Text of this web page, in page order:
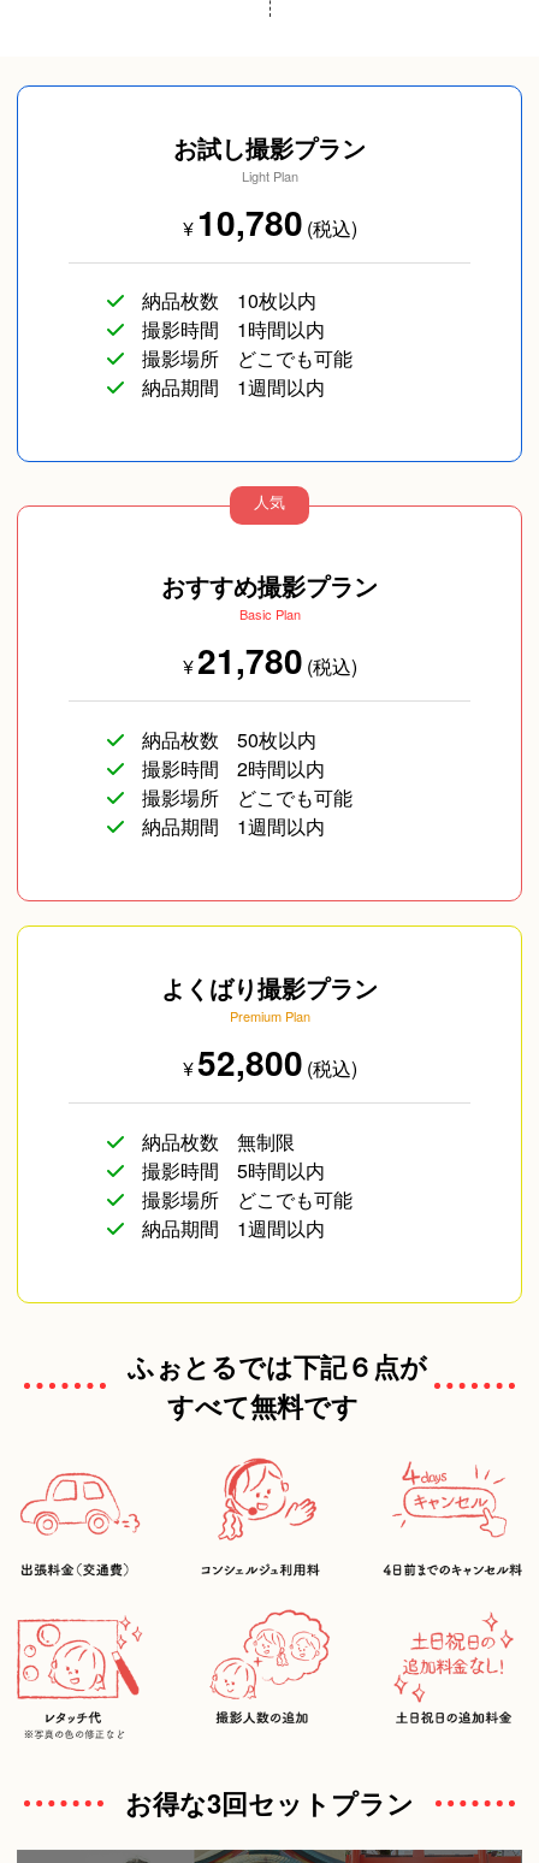
お試し撮影プラン
Light Plan
¥10,780 (税込)
納品枚数
10枚以内
撮影時間
1時間以内
撮影場所
どこでも可能
納品期間
1週間以内
人気
おすすめ撮影プラン
Basic Plan
¥21,780 (税込)
納品枚数
50枚以内
撮影時間
2時間以内
撮影場所
どこでも可能
納品期間
1週間以内
よくばり撮影プラン
Premium Plan
¥52,800 (税込)
納品枚数
無制限
撮影時間
5時間以内
撮影場所
どこでも可能
納品期間
1週間以内
ふぉとるでは下記６点が
すべて無料です
お得な3回セットプラン